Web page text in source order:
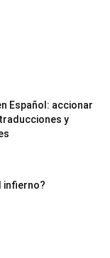
Español: accionar
y
infierno?